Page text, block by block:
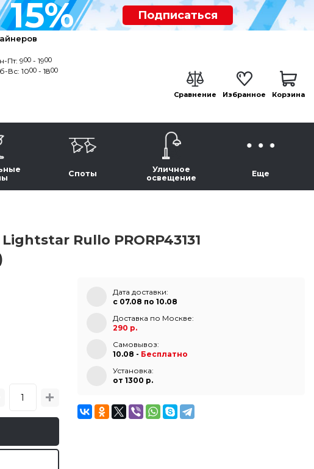
15% Подписаться
Пт: 900 - 1900
Вс: 1000 - 1800
Сравнение Избранное Корзина
Споты
Уличное
освещение
Еще
Rullo PRORP43131
Дата доставки:
с 07.08 по 10.08
Доставка по Москве:
290 р.
Самовывоз:
10.08 - Бесплатно
Установка:
от 1300 p.